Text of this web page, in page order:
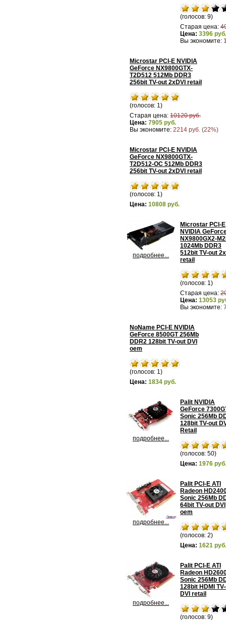
(голосов: 9)
Старая цена:
Цена: 3396 руб.
Вы экономите:
Microstar PCI-E NVIDIA
GeForce NX9800GTX-
T2D512 512Mb DDR3
256bit TV-out 2xDVI retail
(голосов: 1)
Старая цена: 10120 руб.
Цена: 7905 руб.
Вы экономите: 2214 руб. (22%)
Microstar PCI-E NVIDIA
GeForce NX9800GTX-
T2D512-OC 512Mb DDR3
256bit TV-out 2xDVI retail
(голосов: 1)
Цена: 10808 руб.
подробнее...
Microstar PCI-E
NVIDIA
NX9800GX2-
1024Mb DDR3
512bit TV-out
retail
(голосов: 1)
Старая цена:
Цена: 13053
Вы экономите:
NoName PCI-E NVIDIA
GeForce 8500GT 256Mb
DDR2 128bit TV-out DVI
oem
(голосов: 1)
Цена: 1834 руб.
подробнее...
Palit NVIDIA
GeForce
Sonic 256Mb
128bit TV-out
Retail
(голосов: 50)
Цена: 1976 руб.
подробнее...
Palit PCI-E ATI
Radeon
Sonic 256Mb
64bit TV-out DVI
oem
(голосов: 2)
Цена: 1621 руб.
подробнее...
Palit PCI-E ATI
Radeon
Sonic 256Mb
128bit HDMI
DVI retail
(голосов: 9)